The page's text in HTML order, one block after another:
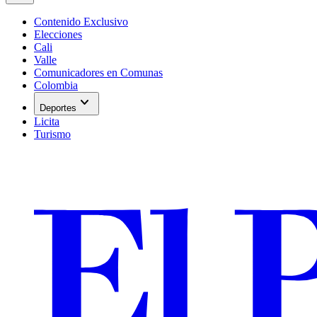
Contenido Exclusivo
Elecciones
Cali
Valle
Comunicadores en Comunas
Colombia
Deportes expand_more
Licita
Turismo